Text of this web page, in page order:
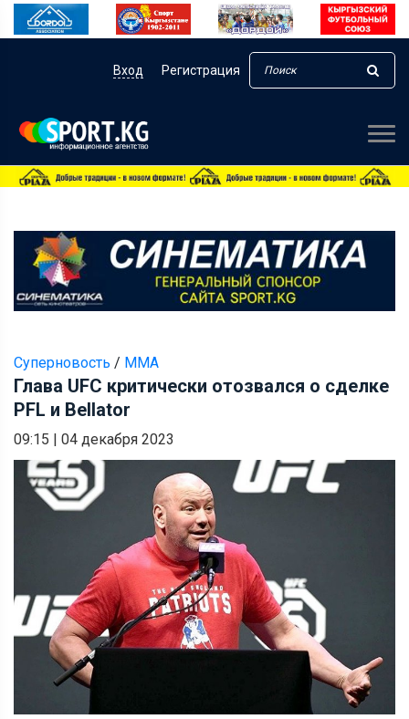
Вход Регистрация
Суперновость / ММА
Глава UFC критически отозвался о сделке
PFL и Bellator
09:15 | 04 декабря 2023